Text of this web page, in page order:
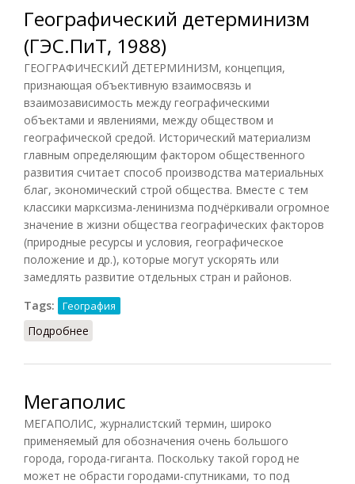
Географический детерминизм
(ГЭС.ПиТ, 1988)
ГЕОГРАФИЧЕСКИЙ ДЕТЕРМИНИЗМ, концепция,
признающая объективную взаимосвязь и
взаимозависимость между географическими
объектами и явлениями, между обществом и
географической средой. Исторический материализм
главным определяющим фактором общественного
развития считает способ производства материальных
благ, экономический строй общества. Вместе с тем
классики марксизма-ленинизма подчёркивали огромное
значение в жизни общества географических факторов
(природные ресурсы и условия, географическое
положение и др.), которые могут ускорять или
замедлять развитие отдельных стран и районов.
Tags:
География
Подробнее
Мегаполис
МЕГАПОЛИС, журналистский термин, широко
применяемый для обозначения очень большого
города, города-гиганта. Поскольку такой город не
может не обрасти городами-спутниками, то под